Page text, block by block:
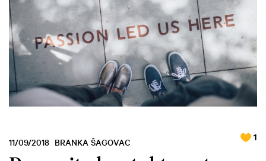
11/09/2018 BRANKA ŠAGOVAC 1